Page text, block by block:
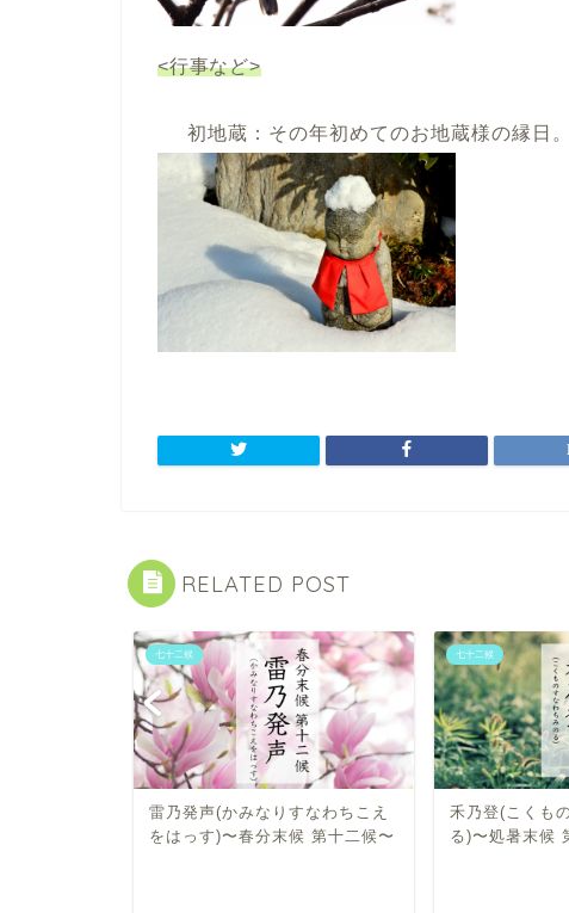
<行事など>
初地蔵：その年初めてのお地蔵様の縁日
RELATED POST
七十二候
雷乃発声(かみなりすなわちこえ
をはっす)〜春分末候 第十二候〜
七十二候
禾乃登(こくも
る)〜処暑末候